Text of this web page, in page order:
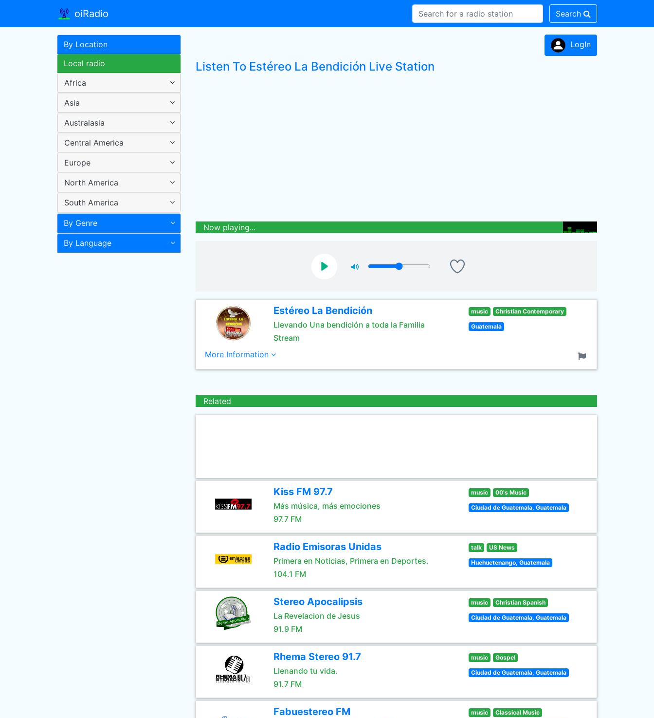
oiRadio Search
By Location
Local radio
Africa
Asia
Australasia
Central America
Europe
North America
South America
By Genre
By Language
LogIn
Listen To Estéreo La Bendición Live Station
Now playing...
Estéreo La Bendición
Llevando Una bendición a toda la Familia
Stream
music Christian Contemporary
Guatemala
More Information
Related
Kiss FM 97.7
Más música, más emociones
97.7 FM
music 00's Music
Ciudad de Guatemala, Guatemala
Radio Emisoras Unidas
Primera en Noticias, Primera en Deportes.
104.1 FM
talk US News
Huehuetenango, Guatemala
Stereo Apocalipsis
La Revelacion de Jesus
91.9 FM
music Christian Spanish
Ciudad de Guatemala, Guatemala
Rhema Stereo 91.7
Llenando tu vida.
91.7 FM
music Gospel
Ciudad de Guatemala, Guatemala
Fabuestereo FM music Classical Music